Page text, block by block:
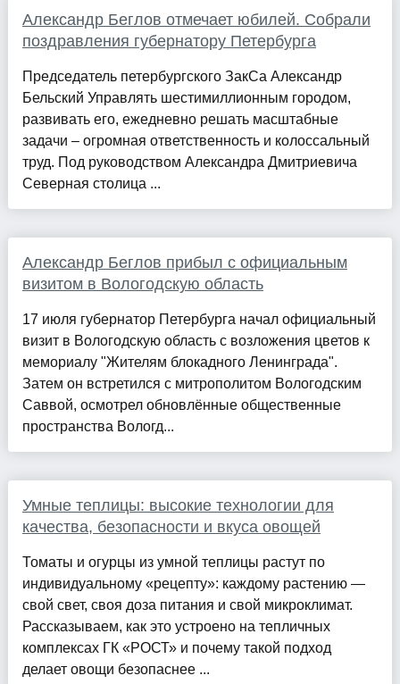
Александр Беглов отмечает юбилей. Собрали
поздравления губернатору Петербурга
Председатель петербургского ЗакСа Александр
Бельский Управлять шестимиллионным городом,
развивать его, ежедневно решать масштабные
задачи – огромная ответственность и колоссальный
труд. Под руководством Александра Дмитриевича
Северная столица ...
Александр Беглов прибыл с официальным
визитом в Вологодскую область
17 июля губернатор Петербурга начал официальный
визит в Вологодскую область с возложения цветов к
мемориалу "Жителям блокадного Ленинграда".
Затем он встретился с митрополитом Вологодским
Саввой, осмотрел обновлённые общественные
пространства Вологд...
Умные теплицы: высокие технологии для
качества, безопасности и вкуса овощей
Томаты и огурцы из умной теплицы растут по
индивидуальному «рецепту»: каждому растению —
свой свет, своя доза питания и свой микроклимат.
Рассказываем, как это устроено на тепличных
комплексах ГК «РОСТ» и почему такой подход
делает овощи безопаснее ...